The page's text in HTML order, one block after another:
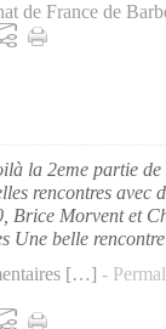
de France de
la 2eme partie
rencontres avec
Brice Morvent et
Une belle
[…] -